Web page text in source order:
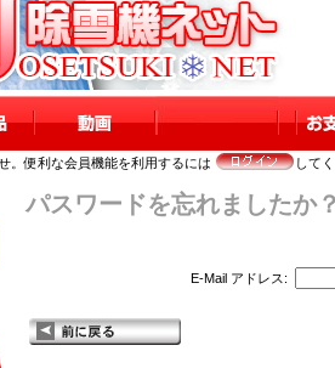
。便利な会員機能を利用するには して
パスワードを忘れましたか
E-Mail アドレス: